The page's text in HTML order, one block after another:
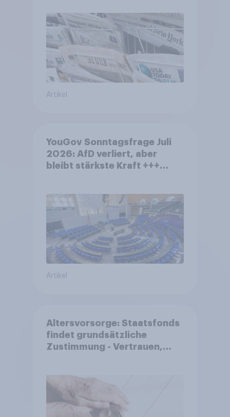
Artikel
YouGov Sonntagsfrage Juli
2026: AfD verliert, aber
bleibt stärkste Kraft +++
Artikel
Altersvorsorge: Staatsfonds
findet grundsätzliche
Zustimmung - Vertrauen,
Akzeptanz